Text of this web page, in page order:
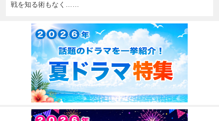
戦を知る術もなく……